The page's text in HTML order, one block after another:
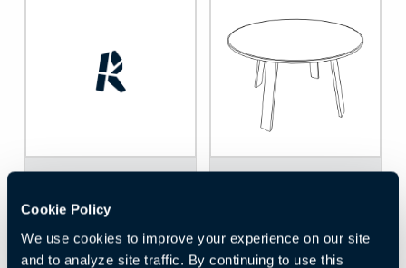
Cookie Policy
We use cookies to improve your experience on our site
and to analyze site traffic. By continuing to use this
Revit - Bureaux & Tables